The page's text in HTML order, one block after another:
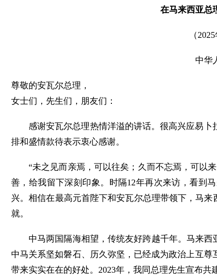
在马来西亚总
（
中华
尊敬的安瓦尔总理，
女士们，先生们，朋友们：
感谢安瓦尔总理热情洋溢的讲话。很高兴应易
排和盛情款待表示衷心感谢。
“未之见而亲焉，可以往矣；久而不忘焉，可以
善，给我留下深刻印象。时隔12年再次来访，看到
兴。相信在最高元首陛下和安瓦尔总理带领下，马
就。
中马两国隔海相望，传统友好跨越千年。马来
中马关系坚如磐石、历久弥坚，已经成为政治上互
带来实实在在的好处。2023年，我同总理先生宣布